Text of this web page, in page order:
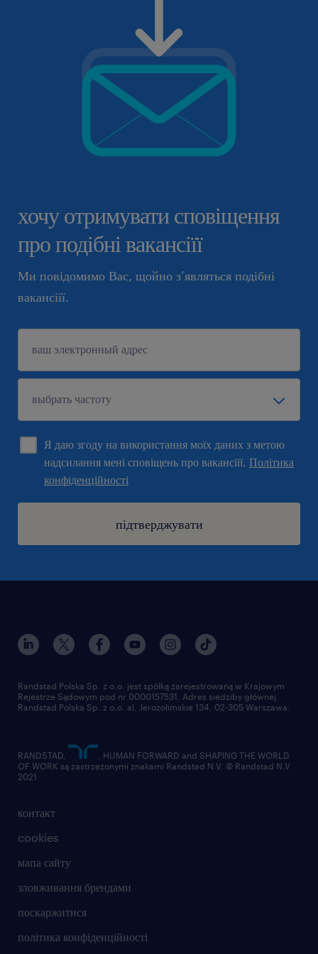
хочу отримувати сповіщення
про подібні вакансіїї
Ми повідомимо Вас, щойно з’являться подібні
вакансіїї.
Я даю згоду на використання моїх даних з метою
надсилання мені сповіщень про вакансіїї. Політика
конфіденційності
підтверджувати
контакт
cookies
мапа сайту
зловживання брендами
поскаржитися
політика конфіденційності
Randstad Polska Sp. z o.o. jest spółką zarejestrowaną w Krajowym
Rejestrze Sądowym pod nr 0000157531. Adres siedziby głównej
Randstad Polska Sp. z o.o. al. Jerozolimskie 134, 02-305 Warszawa.
RANDSTAD,
, HUMAN FORWARD and SHAPING THE WORLD
OF WORK są zastrzeżonymi znakami Randstad N.V. © Randstad N.V
2021